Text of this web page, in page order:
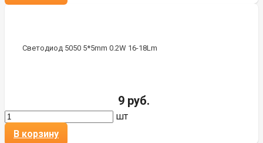
Светодиод 5050 5*5mm 0.2W 16-18Lm
9 руб.
шт
В корзину